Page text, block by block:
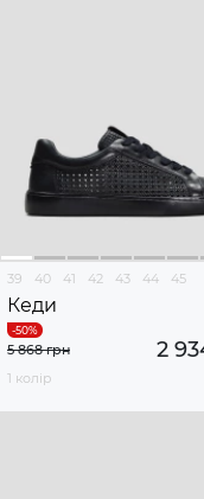
39 40 41 42 43 44 45
Кеди
2
5 868 грн
1 колір